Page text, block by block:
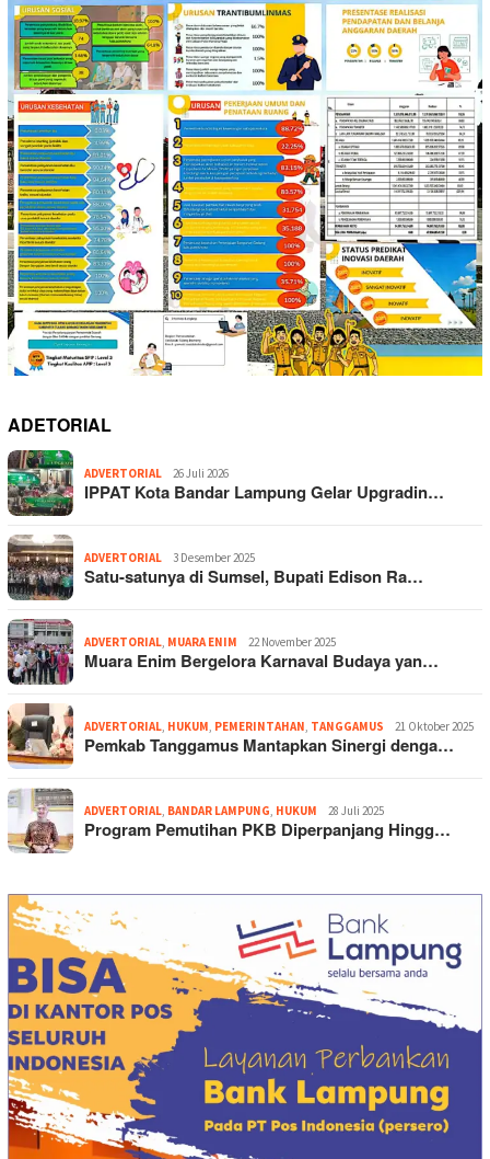
ADETORIAL
ADVERTORIAL 26 Juli 2026
IPPAT Kota Bandar Lampung Gelar Upgradin…
ADVERTORIAL 3 Desember 2025
Satu-satunya di Sumsel, Bupati Edison Ra…
ADVERTORIAL MUARA ENIM 22 November 2025
Muara Enim Bergelora Karnaval Budaya yan…
ADVERTORIAL HUKUM PEMERINTAHAN TANGGAMUS 21 Oktober 2025
Pemkab Tanggamus Mantapkan Sinergi denga…
ADVERTORIAL BANDAR LAMPUNG HUKUM 28 Juli 2025
Program Pemutihan PKB Diperpanjang Hingg…